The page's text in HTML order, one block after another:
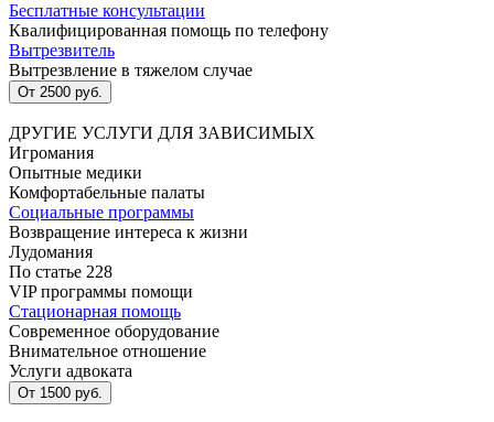
Бесплатные консультации
Квалифицированная помощь по телефону
Вытрезвитель
Вытрезвление в тяжелом случае
От 2500 руб.
ДРУГИЕ УСЛУГИ ДЛЯ ЗАВИСИМЫХ
Игромания
Опытные медики
Комфортабельные палаты
Социальные программы
Возвращение интереса к жизни
Лудомания
По статье 228
VIP программы помощи
Стационарная помощь
Современное оборудование
Внимательное отношение
Услуги адвоката
От 1500 руб.